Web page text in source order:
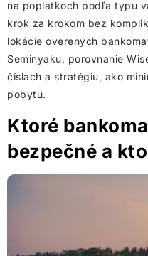
na poplatkoch podľa typu
krok za krokom bez
lokácie overených
Seminyaku, porovnanie
číslach a stratégiu, ako
pobytu.
Ktoré
bezpečné a